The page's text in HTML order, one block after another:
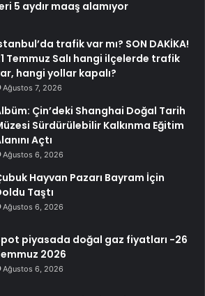
5 aydır maaş alamıyor
trafik var mı? SON DAKİKA!
Temmuz Salı hangi ilçelerde trafik
hangi yollar kapalı?
Ağustos 7, 2026
Çin’deki Shanghai Doğal Tarih
Sürdürülebilir Kalkınma Eğitim
Açtı
Ağustos 6, 2026
Hayvan Pazarı Bayram İçin
Taştı
Ağustos 6, 2026
piyasada doğal gaz fiyatları -26
2026
Ağustos 6, 2026